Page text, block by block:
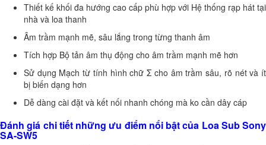
Thiết kế khối đa hướng cao cấp phù hợp với Hệ thống rạp hát tại
nhà và loa thanh
Âm trầm mạnh mẽ, sâu lắng trong từng thanh âm
Tích hợp Bộ tản âm thụ động cho âm trầm mạnh mẽ hơn
Sử dụng Mạch từ tính hình chữ Σ cho âm trầm sâu, rõ nét và ít
bị biến dạng hơn
Dễ dàng cài đặt và kết nối nhanh chóng mà ko cần dây cáp
Đánh giá chi tiết những ưu điểm nổi bật của Loa Sub Sony
SA-SW5